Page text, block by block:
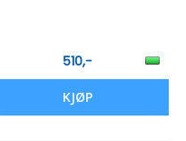
510,-
KJØP